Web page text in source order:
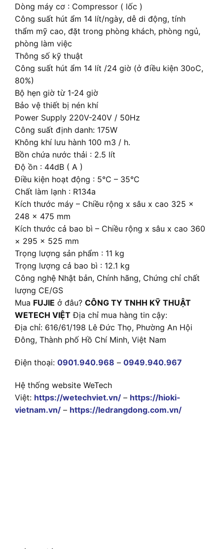
Dòng máy cơ : Compressor ( lốc )
Công suất hút ẩm 14 lít/ngày, dễ di động, tính
thẩm mỹ cao, đặt trong phòng khách, phòng ngủ,
phòng làm việc
Thông số kỹ thuật
Công suất hút ẩm 14 lít /24 giờ (ở điều kiện 30oC,
80%)
Bộ hẹn giờ từ 1-24 giờ
Bảo vệ thiết bị nén khí
Power Supply 220V-240V / 50Hz
Công suất định danh: 175W
Không khí lưu hành 100 m3 / h.
Bồn chứa nước thải : 2.5 lít
Độ ồn : 44dB ( A )
Điều kiện hoạt động : 5°C – 35°C
Chất làm lạnh : R134a
Kích thước máy – Chiều rộng x sâu x cao 325 ×
248 × 475 mm
Kích thước cả bao bì – Chiều rộng x sâu x cao 360
× 295 × 525 mm
Trọng lượng sản phẩm : 11 kg
Trọng lượng cả bao bì : 12.1 kg
Công nghệ Nhật bản, Chính hãng, Chứng chỉ chất
lượng CE/GS
Mua FUJIE ở đâu? CÔNG TY TNHH KỸ THUẬT
WETECH VIỆT Địa chỉ mua hàng tin cậy:
Địa chỉ: 616/61/198 Lê Đức Thọ, Phường An Hội
Đông, Thành phố Hồ Chí Minh, Việt Nam
Điện thoại: 0901.940.968 – 0949.940.967
Hệ thống website WeTech
Việt: https://wetechviet.vn/ – https://hioki-
vietnam.vn/ – https://ledrangdong.com.vn/